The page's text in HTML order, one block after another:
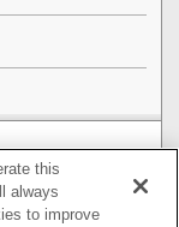
this
always
to improve